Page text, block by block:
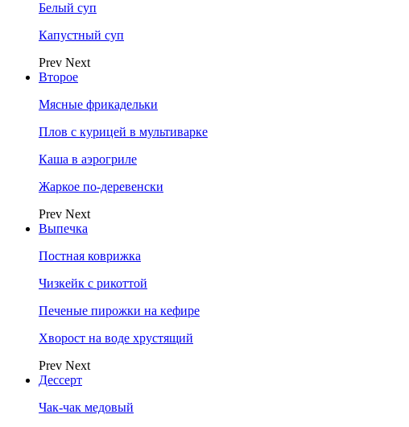
Белый суп
Капустный суп
Prev Next
Второе
Мясные фрикадельки
Плов с курицей в мультиварке
Каша в аэрогриле
Жаркое по-деревенски
Prev Next
Выпечка
Постная коврижка
Чизкейк с рикоттой
Печеные пирожки на кефире
Хворост на воде хрустящий
Prev Next
Дессерт
Чак-чак медовый